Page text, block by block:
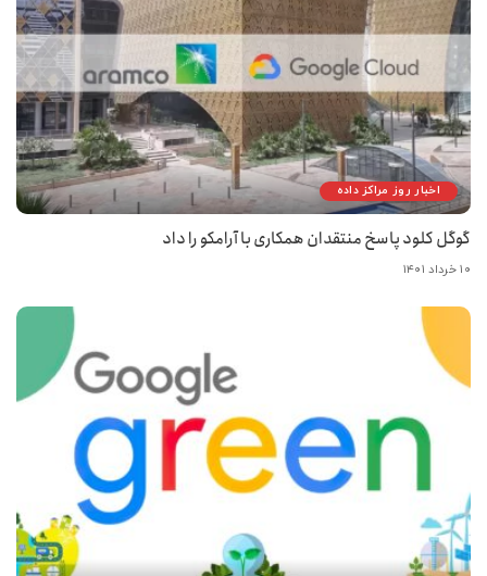
اخبار روز مراکز داده
گوگل کلود پاسخ منتقدان همکاری با آرامکو را داد
۱۰ خرداد ۱۴۰۱